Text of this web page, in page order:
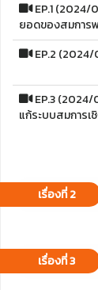
EP.1 (2024/
ยอดของสมการ
EP.2 (2024/
EP.3 (2024/
แก้ระบบสมการเ
เรื่องที่ 2
เรื่องที่ 3